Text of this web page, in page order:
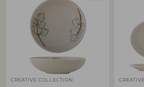
CREATIVE COLLECTION